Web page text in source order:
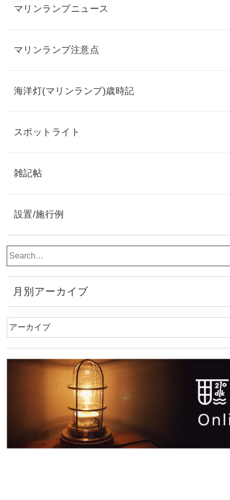
マリンランプニュース
マリンランプ注意点
海洋灯(マリンランプ)歳時記
スポットライト
雑記帖
設置/施行例
月別アーカイブ